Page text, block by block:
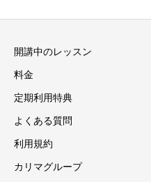
開講中のレッスン
料金
定期利用特典
よくある質問
利用規約
カリマグループ